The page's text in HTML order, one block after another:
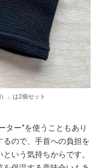
」は2個セット
ター”を使うこともあり
るので、手首への負担を
いう気持ちからです。